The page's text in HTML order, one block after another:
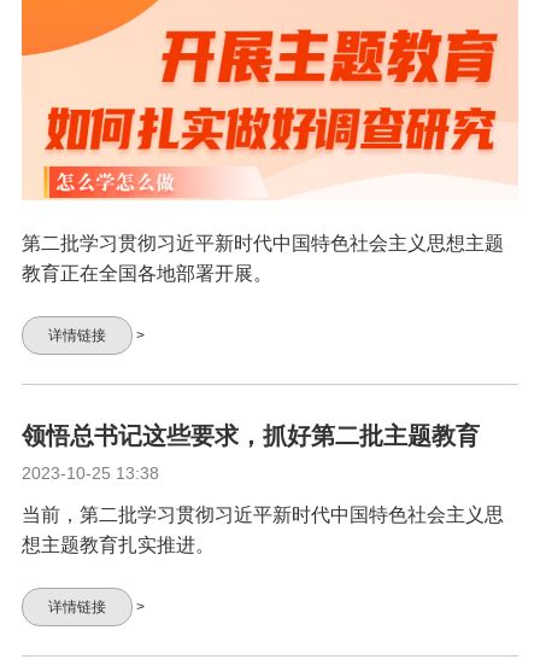
第二批学习贯彻习近平新时代中国特色社会主义思想主题
教育正在全国各地部署开展。
详情链接 >
领悟总书记这些要求，抓好第二批主题教育
2023-10-25 13:38
当前，第二批学习贯彻习近平新时代中国特色社会主义思
想主题教育扎实推进。
详情链接 >